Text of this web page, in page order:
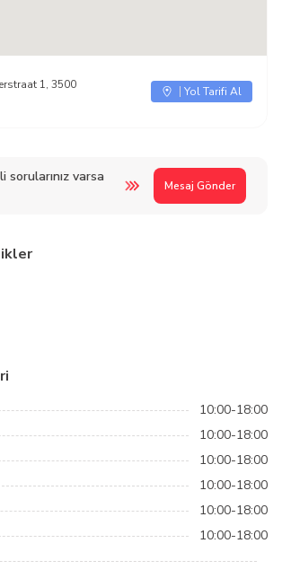
sorularınız varsa
Mesaj Gönder
1, 3500
Yol Tarifi Al
10:00-18:00
10:00-18:00
10:00-18:00
10:00-18:00
10:00-18:00
10:00-18:00